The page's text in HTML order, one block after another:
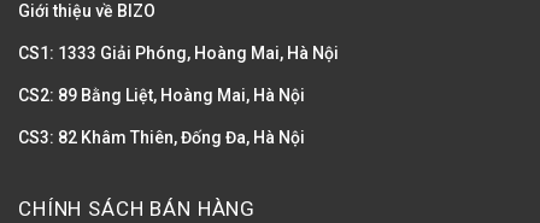
Giới thiệu về BIZO
CS1: 1333 Giải Phóng, Hoàng Mai, Hà Nội
CS2: 89 Bằng Liệt, Hoàng Mai, Hà Nội
CS3: 82 Khâm Thiên, Đống Đa, Hà Nội
CHÍNH SÁCH BÁN HÀNG